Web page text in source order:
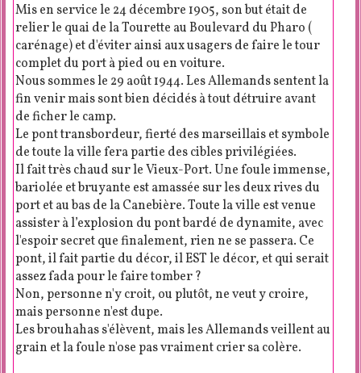
Mis en service le 24 décembre 1905, son but était de
relier le quai de la Tourette au Boulevard du Pharo (
carénage) et d'éviter ainsi aux usagers de faire le tour
complet du port à pied ou en voiture.
Nous sommes le 29 août 1944. Les Allemands sentent la
fin venir mais sont bien décidés à tout détruire avant
de ficher le camp.
Le pont transbordeur, fierté des marseillais et symbole
de toute la ville fera partie des cibles privilégiées.
Il fait très chaud sur le Vieux-Port. Une foule immense,
bariolée et bruyante est amassée sur les deux rives du
port et au bas de la Canebière. Toute la ville est venue
assister à l’explosion du pont bardé de dynamite, avec
l'espoir secret que finalement, rien ne se passera. Ce
pont, il fait partie du décor, il EST le décor, et qui serait
assez fada pour le faire tomber ?
Non, personne n'y croit, ou plutôt, ne veut y croire,
mais personne n'est dupe.
Les brouhahas s'élèvent, mais les Allemands veillent au
grain et la foule n'ose pas vraiment crier sa colère.